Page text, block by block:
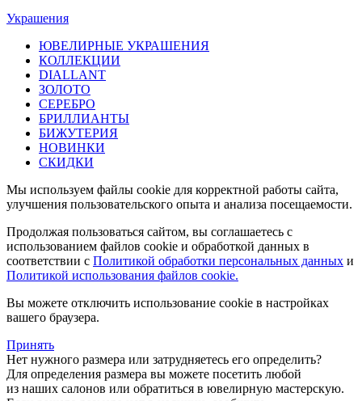
Украшения
ЮВЕЛИРНЫЕ УКРАШЕНИЯ
КОЛЛЕКЦИИ
DIALLANT
ЗОЛОТО
СЕРЕБРО
БРИЛЛИАНТЫ
БИЖУТЕРИЯ
НОВИНКИ
СКИДКИ
Мы используем файлы cookie для корректной работы сайта,
улучшения пользовательского опыта и анализа посещаемости.
Продолжая пользоваться сайтом, вы соглашаетесь с
использованием файлов cookie и обработкой данных в
соответствии с Политикой обработки персональных данных и
Политикой использования файлов cookie.
Вы можете отключить использование cookie в настройках
вашего браузера.
Принять
Нет нужного размера или затрудняетесь его определить?
Для определения размера вы можете посетить любой
из наших салонов или обратиться в ювелирную мастерскую.